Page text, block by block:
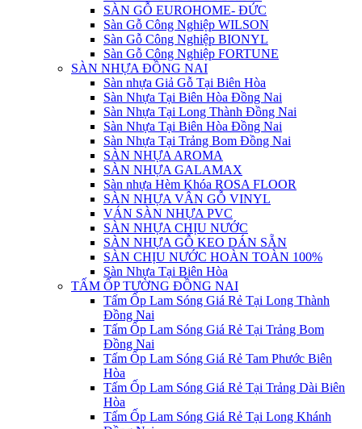
SÀN GỖ EUROHOME- ĐỨC
Sàn Gỗ Công Nghiệp WILSON
Sàn Gỗ Công Nghiệp BIONYL
Sàn Gỗ Công Nghiệp FORTUNE
SÀN NHỰA ĐỒNG NAI
Sàn nhựa Giả Gỗ Tại Biên Hòa
Sàn Nhựa Tại Biên Hòa Đồng Nai
Sàn Nhựa Tại Long Thành Đồng Nai
Sàn Nhựa Tại Biên Hòa Đồng Nai
Sàn Nhựa Tại Trảng Bom Đồng Nai
SÀN NHỰA AROMA
SÀN NHỰA GALAMAX
Sàn nhựa Hèm Khóa ROSA FLOOR
SÀN NHỰA VÂN GỖ VINYL
VÁN SÀN NHỰA PVC
SÀN NHỰA CHỊU NƯỚC
SÀN NHỰA GỖ KEO DÁN SẴN
SÀN CHỊU NƯỚC HOÀN TOÀN 100%
Sàn Nhựa Tại Biên Hòa
TẤM ỐP TƯỜNG ĐỒNG NAI
Tấm Ốp Lam Sóng Giá Rẻ Tại Long Thành
Đồng Nai
Tấm Ốp Lam Sóng Giá Rẻ Tại Trảng Bom
Đồng Nai
Tấm Ốp Lam Sóng Giá Rẻ Tam Phước Biên
Hòa
Tấm Ốp Lam Sóng Giá Rẻ Tại Trảng Dài Biên
Hòa
Tấm Ốp Lam Sóng Giá Rẻ Tại Long Khánh